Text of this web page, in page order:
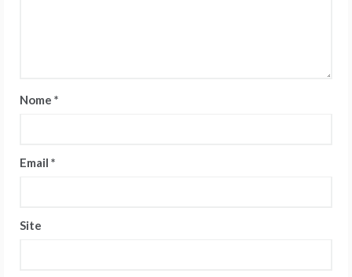
Nome *
Email *
Site